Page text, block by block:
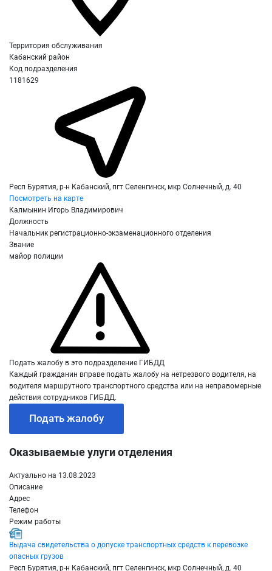
Территория обслуживания
Кабанский район
Код подразделения
1181629
Респ Бурятия, р-н Кабанский, пгт Селенгинск, мкр Солнечный, д. 40
Посмотреть на карте
Калмынин Игорь Владимирович
Должность
Начальник регистрационно-экзаменационного отделения
Звание
майор полиции
Подать жалобу в это подразделение ГИБДД
Каждый гражданин вправе подать жалобу на нетрезвого водителя, на
водителя маршрутного транспортного средства или на неправомерные
действия сотрудников ГИБДД.
Подать жалобу
Оказываемые улуги отделения
Актуально на 13.08.2023
Описание
Адрес
Телефон
Режим работы
Выдача свидетельства о допуске транспортных средств к перевозке
опасных грузов
Респ Бурятия, р-н Кабанский, пгт Селенгинск, мкр Солнечный, д. 40